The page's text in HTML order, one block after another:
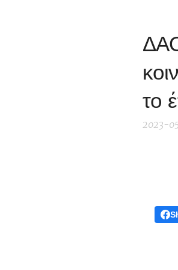
το
2023-